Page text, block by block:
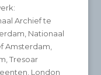
Archief te
Nationaal
Amsterdam,
Tresoar
London